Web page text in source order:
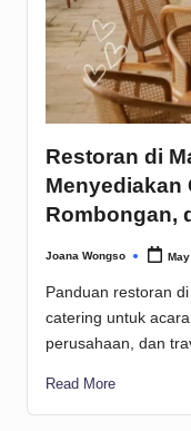
Restoran di
Menyediakan
Rombongan,
Posted
Joana Wongso
Panduan restoran
catering untuk
perusahaan, dan
Read More